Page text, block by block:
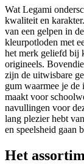
Wat Legami
kwaliteit en
van een gelpen in
kleurpotloden met
het merk geliefd bij
origineels.
zijn de uitwisbare
gum waarmee je
maakt voor
navullingen voor
lang plezier hebt
en speelsheid gaan
Het